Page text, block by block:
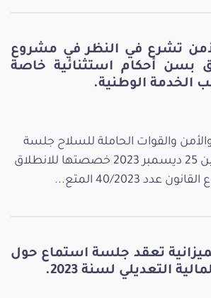
تشرع في النظر في مشروع
بسن أحكام استثنائية خاصة
الخدمة الوطنية.
والقوات الحاملة للسلاح جلسة
بعد ظهر اليوم الاثنين 25 ديسمبر 2023 خصصتها للانطلاق
40/2023 المتع...
تعقد جلسة استماع حول
التعديلي لسنة 2023.